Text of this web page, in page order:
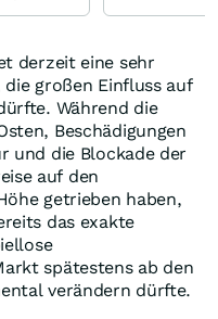
derzeit eine sehr
großen Einfluss auf
Während die
Beschädigungen
und die Blockade der
auf den
getrieben haben,
das exakte
spätestens ab den
verändern dürfte.